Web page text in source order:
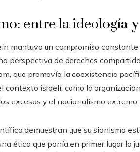
entre la ideología
mantuvo un compromiso
perspectiva de derechos
que promovía la coexistencia
contexto israelí, como la
excesos y el nacionalismo extremo.
demuestran que su sionismo
ética que ponía en primer lugar la